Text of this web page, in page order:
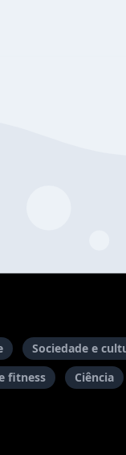
Sociedade e
fitness Ciência